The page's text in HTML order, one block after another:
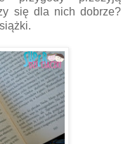
się dla nich dobrze?